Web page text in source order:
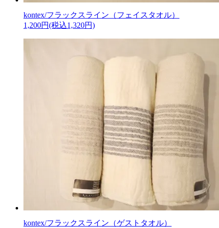
kontex/フラックスライン（フェイスタオル）
1,200円(税込1,320円)
kontex/フラックスライン（ゲストタオル）